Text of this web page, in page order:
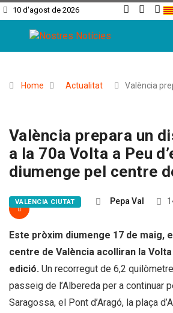
10 d'agost de 2026
Home Actualitat València
València prepara un
a la 70a Volta a Peu
diumenge pel centre
VALENCIA CIUTAT Pepa Val
Este pròxim diumenge 17 de maig,
centre de València acolliran la Volta
edició. Un recorregut de 6,2
passeig de l’Albereda per a continuar
Saragossa, el Pont d’Aragó, la plaça